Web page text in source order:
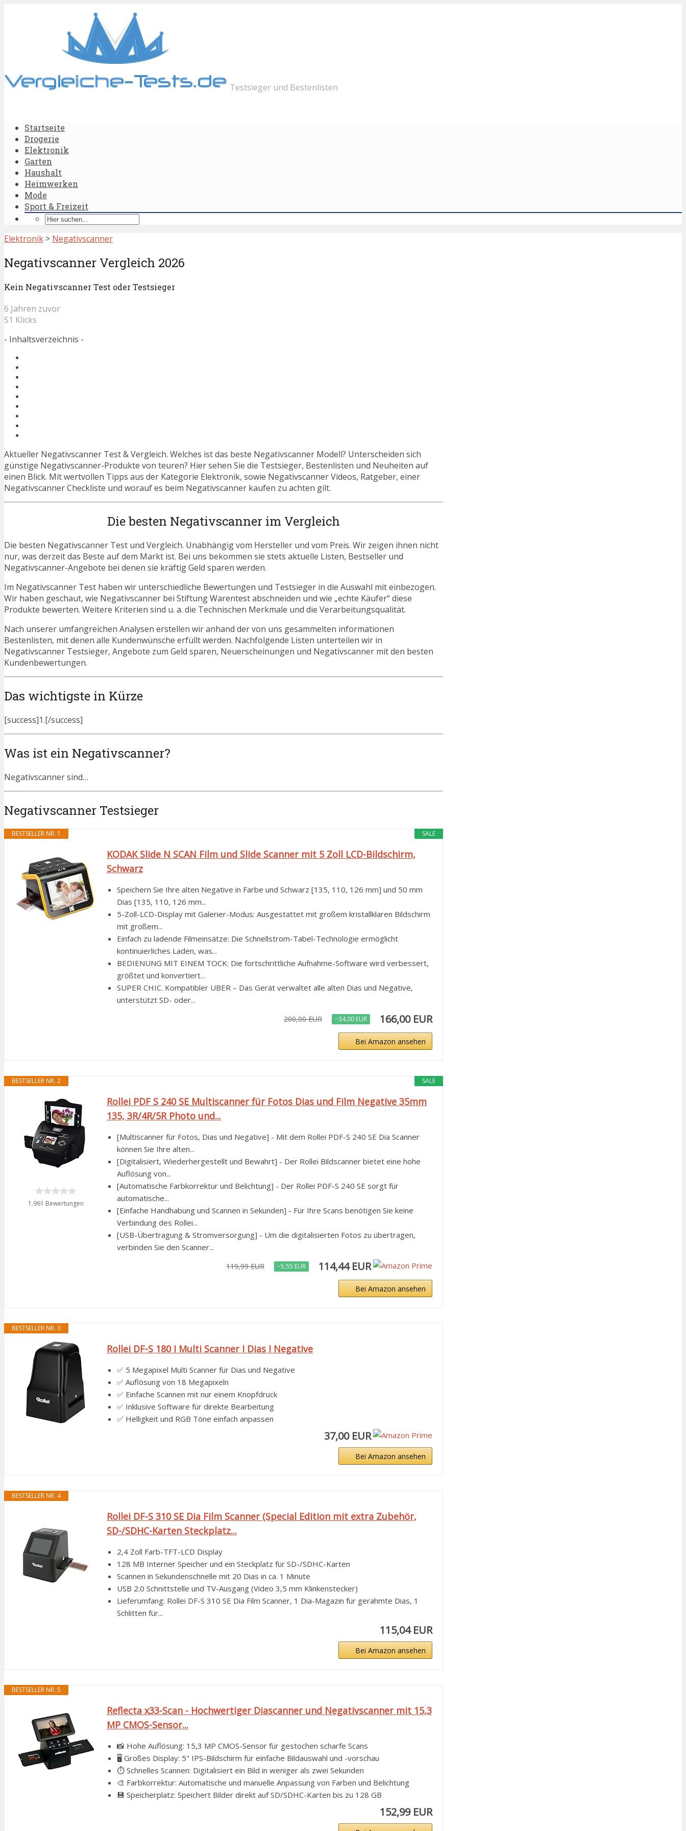
Testsieger und Bestenlisten
Startseite
Drogerie
Elektronik
Garten
Haushalt
Heimwerken
Mode
Sport & Freizeit
Elektronik > Negativscanner
Negativscanner Vergleich 2026
Kein Negativscanner Test oder Testsieger
6 Jahren zuvor
51 Klicks
- Inhaltsverzeichnis -
Aktueller Negativscanner Test & Vergleich. Welches ist das beste Negativscanner Modell? Unterscheiden sich
günstige Negativscanner-Produkte von teuren? Hier sehen Sie die Testsieger, Bestenlisten und Neuheiten auf
einen Blick. Mit wertvollen Tipps aus der Kategorie Elektronik, sowie Negativscanner Videos, Ratgeber, einer
Negativscanner Checkliste und worauf es beim Negativscanner kaufen zu achten gilt.
Die besten Negativscanner im Vergleich
Die besten Negativscanner Test und Vergleich. Unabhängig vom Hersteller und vom Preis. Wir zeigen ihnen nicht
nur, was derzeit das Beste auf dem Markt ist. Bei uns bekommen sie stets aktuelle Listen, Bestseller und
Negativscanner-Angebote bei denen sie kräftig Geld sparen werden.
Im Negativscanner Test haben wir unterschiedliche Bewertungen und Testsieger in die Auswahl mit einbezogen.
Wir haben geschaut, wie Negativscanner bei Stiftung Warentest abschneiden und wie „echte Käufer“ diese
Produkte bewerten. Weitere Kriterien sind u. a. die Technischen Merkmale und die Verarbeitungsqualität.
Nach unserer umfangreichen Analysen erstellen wir anhand der von uns gesammelten informationen
Bestenlisten, mit denen alle Kundenwünsche erfüllt werden. Nachfolgende Listen unterteilen wir in
Negativscanner Testsieger, Angebote zum Geld sparen, Neuerscheinungen und Negativscanner mit den besten
Kundenbewertungen.
Das wichtigste in Kürze
[success]1.[/success]
Was ist ein Negativscanner?
Negativscanner sind…
Negativscanner Testsieger
SALE
BESTSELLER NR. 1
KODAK Slide N SCAN Film und Slide Scanner mit 5 Zoll LCD-Bildschirm,
Schwarz
Speichern Sie Ihre alten Negative in Farbe und Schwarz [135, 110, 126 mm] und 50 mm
Dias [135, 110, 126 mm...
5-Zoll-LCD-Display mit Galerier-Modus: Ausgestattet mit großem kristallklaren Bildschirm
mit großem...
Einfach zu ladende Filmeinsätze: Die Schnellstrom-Tabel-Technologie ermöglicht
kontinuierliches Laden, was...
BEDIENUNG MIT EINEM TOCK: Die fortschrittliche Aufnahme-Software wird verbessert,
größtet und konvertiert...
SUPER CHIC. Kompatibler UBER – Das Gerät verwaltet alle alten Dias und Negative,
unterstützt SD- oder...
200,00 EUR −34,00 EUR 166,00 EUR
Bei Amazon ansehen
SALE
BESTSELLER NR. 2
1.961 Bewertungen
Rollei PDF S 240 SE Multiscanner für Fotos Dias und Film Negative 35mm
135, 3R/4R/5R Photo und...
[Multiscanner für Fotos, Dias und Negative] - Mit dem Rollei PDF-S 240 SE Dia Scanner
können Sie Ihre alten...
[Digitalisiert, Wiederhergestellt und Bewahrt] - Der Rollei Bildscanner bietet eine hohe
Auflösung von...
[Automatische Farbkorrektur und Belichtung] - Der Rollei PDF-S 240 SE sorgt für
automatische...
[Einfache Handhabung und Scannen in Sekunden] - Für Ihre Scans benötigen Sie keine
Verbindung des Rollei...
[USB-Übertragung & Stromversorgung] - Um die digitalisierten Fotos zu übertragen,
verbinden Sie den Scanner...
119,99 EUR −5,55 EUR 114,44 EUR
Bei Amazon ansehen
BESTSELLER NR. 3
Rollei DF-S 180 I Multi Scanner I Dias I Negative
✅ 5 Megapixel Multi Scanner für Dias und Negative
✅ Auflösung von 18 Megapixeln
✅ Einfache Scannen mit nur einem Knopfdruck
✅ Inklusive Software für direkte Bearbeitung
✅ Helligkeit und RGB Töne einfach anpassen
37,00 EUR
Bei Amazon ansehen
BESTSELLER NR. 4
Rollei DF-S 310 SE Dia Film Scanner (Special Edition mit extra Zubehör,
SD-/SDHC-Karten Steckplatz...
2,4 Zoll Farb-TFT-LCD Display
128 MB Interner Speicher und ein Steckplatz für SD-/SDHC-Karten
Scannen in Sekundenschnelle mit 20 Dias in ca. 1 Minute
USB 2.0 Schnittstelle und TV-Ausgang (Video 3,5 mm Klinkenstecker)
Lieferumfang: Rollei DF-S 310 SE Dia Film Scanner, 1 Dia-Magazin für gerahmte Dias, 1
Schlitten für...
115,04 EUR
Bei Amazon ansehen
BESTSELLER NR. 5
Reflecta x33-Scan - Hochwertiger Diascanner und Negativscanner mit 15,3
MP CMOS-Sensor...
📸 Hohe Auflösung: 15,3 MP CMOS-Sensor für gestochen scharfe Scans
🖥️ Großes Display: 5" IPS-Bildschirm für einfache Bildauswahl und -vorschau
⏱️ Schnelles Scannen: Digitalisiert ein Bild in weniger als zwei Sekunden
🎨 Farbkorrektur: Automatische und manuelle Anpassung von Farben und Belichtung
💾 Speicherplatz: Speichert Bilder direkt auf SD/SDHC-Karten bis zu 128 GB
152,99 EUR